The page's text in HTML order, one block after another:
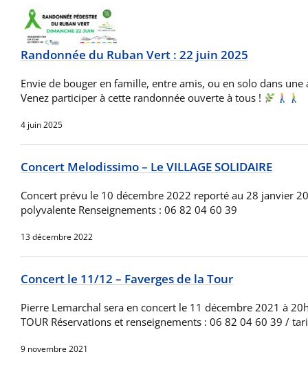
Randonnée du Ruban Vert : 22 juin 2025
Envie de bouger en famille, entre amis, ou en solo dans une
Venez participer à cette randonnée ouverte à tous !
4 juin 2025
Concert Melodissimo – Le VILLAGE SOLIDAIRE
Concert prévu le 10 décembre 2022 reporté au 28 janvier
polyvalente Renseignements : 06 82 04 60 39
13 décembre 2022
Concert le 11/12 – Faverges de la Tour
Pierre Lemarchal sera en concert le 11 décembre 2021 à
TOUR Réservations et renseignements : 06 82 04 60 39 /
9 novembre 2021